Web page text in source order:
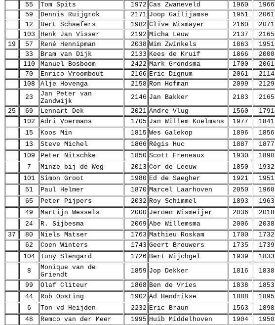
55
Tom Spits 1972 Cas Zwaneveld 1960 1966
59
Dennis Ruijgrok 2171 Joop Gailijamse 1951 2061
12
Bert Schaefers 1982 Clive Wismayer 2160 2071
103
Henk Jan Visser 2192 Micha Leuw 2137 2165
19
57 René Hennipman 2038 Wim Zwinkels 1863 1951
33
Bram van Dijk 2133 Kees de Kruif 1866 2000
110
Manuel Bosboom 2422 Mark Grondsma 1700 2061
70
Enrico Vroombout 2166 Eric Dignum 2061 2114
108
Alje Hovenga 2158 Ron Hofman 2099 2129
23
Jan Peter van
Zandwijk
2146 Jan Bakker 2183 2165
25
69 Lennart Dek 2021 Andre Vlug 1560 1791
102
Adri Voermans 1705 Jan Willem Koelmans 1977 1841
15
Koos Min 1815 Wes Galekop 1896 1856
13
Steve Michel 1866 Régis Huc 1887 1877
109
Peter Nitschke 1850 Scott Freneaux 1930 1890
7
Minze bij de Weg 2013 Cor de Leeuw 1850 1932
101
Simon Groot 1980 Ed de Saegher 1921 1951
51
Paul Helmer 1870 Marcel Laarhoven 2050 1960
65
Peter Pijpers 2032 Roy Schimmel 1893 1963
49
Martijn Wessels 2000 Jeroen Wismeijer 2036 2018
24
R. Sijbesma 2069 Abe Willemsma 2006 2038
37
80 Niels Matser 1763 Mathieu Roskam 1700 1732
62
Coen Winters 1743 Geert Brouwers 1735 1739
104
Tony Slengard 1726 Bert Wijchgel 1939 1833
8
Monique van de
Griendt
1859 Jop Dekker 1816 1838
99
Olaf Cliteur 1868 Ben de Vries 1838 1853
44
Rob Oosting 1902 Ad Hendrikse 1888 1895
6
Ton vd Heijden 2232 Eric Braun 1563 1898
48
Remco van der Meer 1995 Huib Middelhoven 1904 1950